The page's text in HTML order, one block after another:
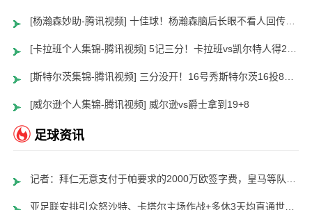
[杨瀚森妙助-腾讯视频] 十佳球！杨瀚森脑后长眼不看人回传助队友暴扣
[卡拉班个人集锦-腾讯视频] 5记三分！卡拉班vs凯尔特人得21+8
[斯特尔茨集锦-腾讯视频] 三分没开！16号秀斯特尔茨16投8中&三分8中2得到22分2板6助
[威尔逊个人集锦-腾讯视频] 威尔逊vs爵士拿到19+8
足球资讯
记者：拜仁无意支付于帕要求的2000万欧签字费，皇马等队愿意支付
亚足联安排引众怒沙特、卡塔尔主场作战+多休3天均直通世界杯